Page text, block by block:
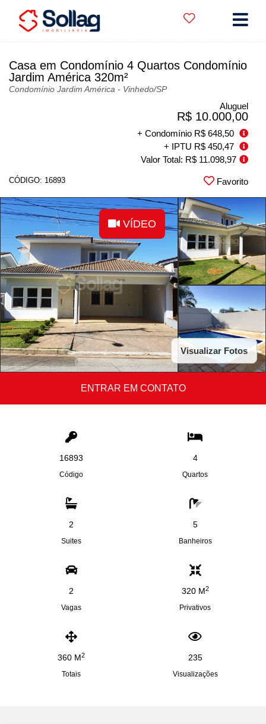
Casa em Condomínio 4 Quartos Condomínio
Jardim América 320m²
Condomínio Jardim América - Vinhedo/SP
Aluguel
R$ 10.000,00
+ Condomínio R$ 648,50
+ IPTU R$ 450,47
Valor Total: R$ 11.098,97
CÓDIGO: 16893 Favorito
Visualizar Fotos
VÍDEO
ENTRAR EM CONTATO
16893
Código
4
Quartos
2
Suites
5
Banheiros
2
Vagas
320 M2
Privativos
360 M2
Totais
235
Visualizações